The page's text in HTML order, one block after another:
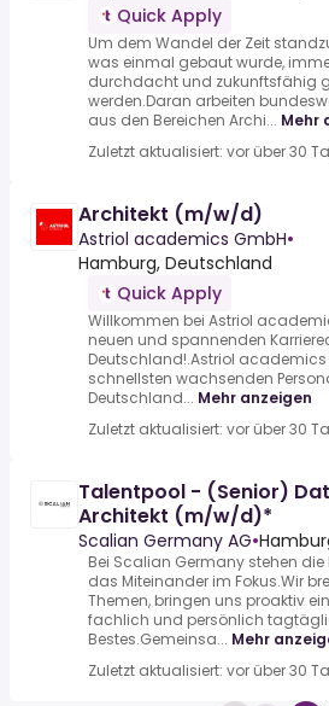
Quick Apply
Um dem Wandel der Zeit
was einmal gebaut wurde,
durchdacht und zukunftsfähig
werden.Daran arbeiten
aus den Bereichen Archi... Mehr
Zuletzt aktualisiert: vor über 30
Architekt (m/w/d)
Astriol academics GmbH•
Hamburg, Deutschland
Quick Apply
Willkommen bei Astriol
neuen und spannenden
Deutschland!.Astriol academics
schnellsten wachsenden
Deutschland... Mehr anzeigen
Zuletzt aktualisiert: vor über 30
Talentpool - (Senior)
Architekt (m/w/d)*
Scalian Germany AG•
Bei Scalian Germany stehen
das Miteinander im Fokus.Wir
Themen, bringen uns proaktiv
fachlich und persönlich
Bestes.Gemeinsa... Mehr
Zuletzt aktualisiert: vor über 30